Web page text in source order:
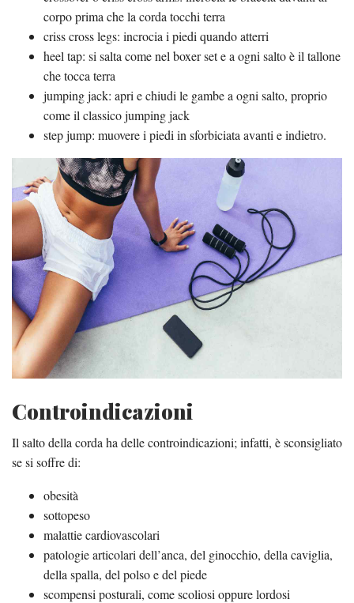
corpo prima che la corda tocchi terra
criss cross legs: incrocia i piedi quando atterri
heel tap: si salta come nel boxer set e a ogni salto è il tallone
che tocca terra
jumping jack: apri e chiudi le gambe a ogni salto, proprio
come il classico jumping jack
step jump: muovere i piedi in sforbiciata avanti e indietro.
Controindicazioni
Il salto della corda ha delle controindicazioni; infatti, è sconsigliato
se si soffre di:
obesità
sottopeso
malattie cardiovascolari
patologie articolari dell’anca, del ginocchio, della caviglia,
della spalla, del polso e del piede
scompensi posturali, come scoliosi oppure lordosi